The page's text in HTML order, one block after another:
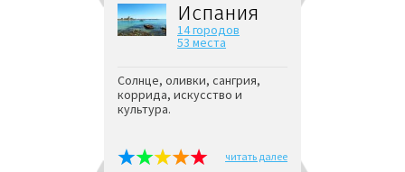
Испания
14 городов
53 места
Солнце, оливки, сангрия,
коррида, искусство и
культура.
читать далее